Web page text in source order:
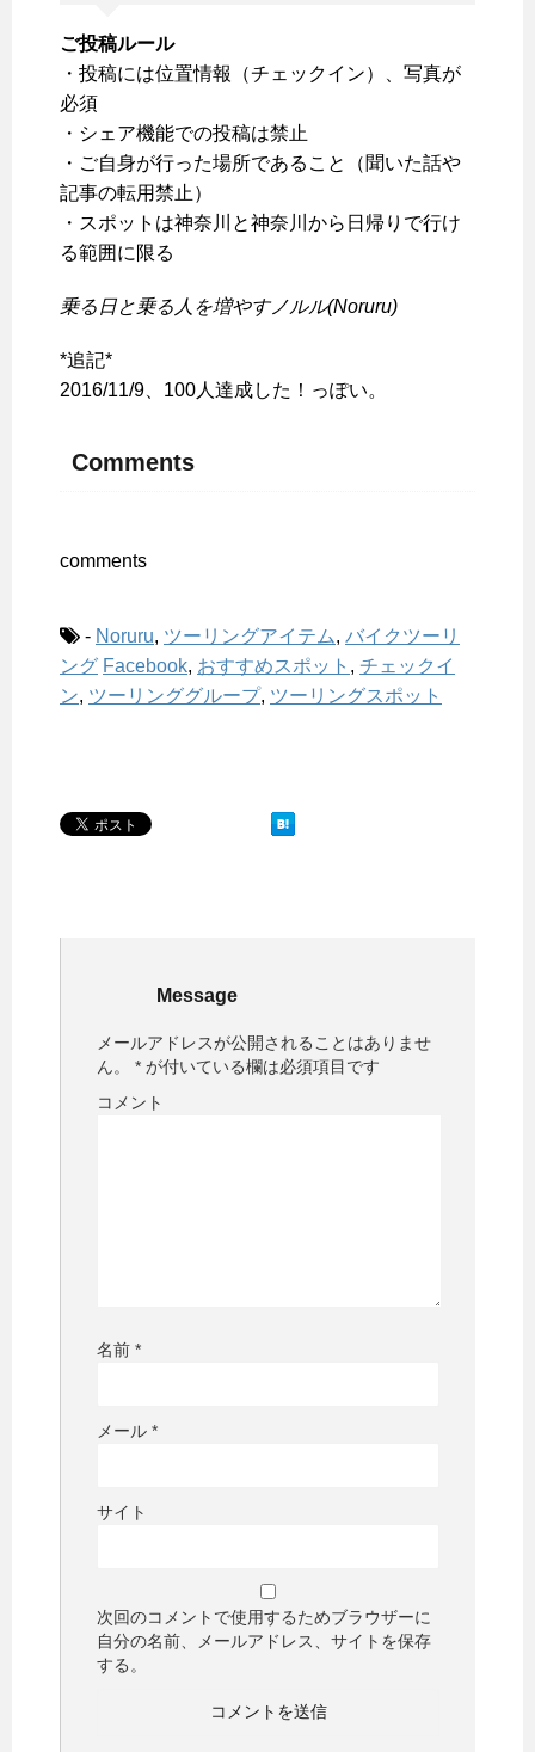
ご投稿ルール
・投稿には位置情報（チェックイン）、写真が
必須
・シェア機能での投稿は禁止
・ご自身が行った場所であること（聞いた話や
記事の転用禁止）
・スポットは神奈川と神奈川から日帰りで行け
る範囲に限る
乗る日と乗る人を増やすノルル(Noruru)
*追記*
2016/11/9、100人達成した！っぽい。
Comments
comments
- Noruru, ツーリングアイテム, バイクツーリ
ング Facebook, おすすめスポット , チェックイ
ン, ツーリンググループ, ツーリングスポット
Message
メールアドレスが公開されることはありませ
ん。
* が付いている欄は必須項目です
コメント
名前 *
メール *
サイト
次回のコメントで使用するためブラウザーに
自分の名前、メールアドレス、サイトを保存
する。